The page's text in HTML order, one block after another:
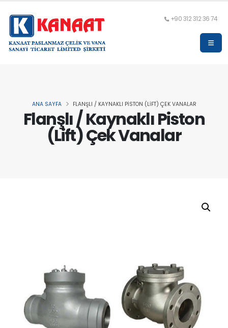
+90 312 312 36 74
Flanşlı / Kaynaklı Piston
(Lift) Çek Vanalar
ANA SAYFA FLANŞLI / KAYNAKLI PISTON (LIFT) ÇEK VANALAR